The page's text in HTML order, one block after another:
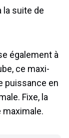
la suite de
également à
ce maxi-
puissance en
Fixe, la
maximale.